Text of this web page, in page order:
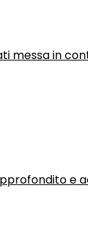
messa in